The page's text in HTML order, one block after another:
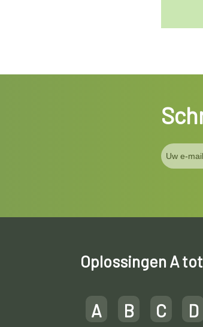
Oplossingen A
A B C D